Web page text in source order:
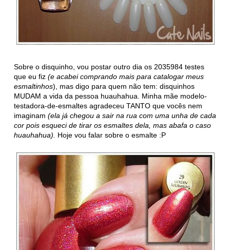
Sobre o disquinho, vou postar outro dia os 2035984 testes
que eu fiz(e acabei comprando mais para catalogar meus
esmaltinhos), mas digo para quem não tem: disquinhos
MUDAM a vida da pessoa huauhahua. Minha mãe modelo-
testadora-de-esmaltes agradeceu TANTO que vocês nem
imaginam(ela já chegou a sair na rua com uma unha de cada
cor pois esqueci de tirar os esmaltes dela, mas abafa o caso
huauhahua).
Hoje vou falar sobre o esmalte :P